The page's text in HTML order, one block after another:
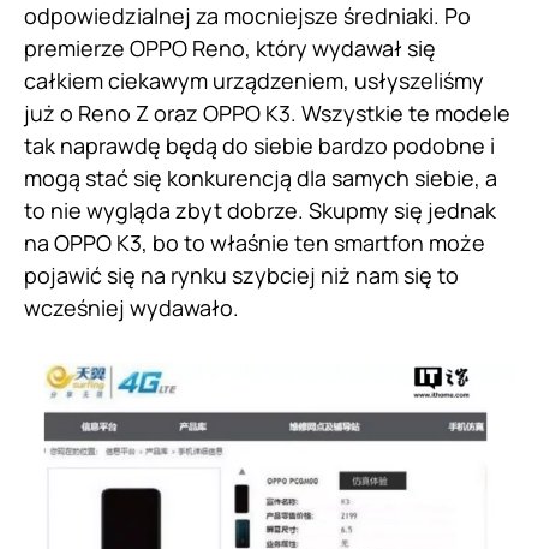
odpowiedzialnej za mocniejsze średniaki. Po
premierze OPPO Reno, który wydawał się
całkiem ciekawym urządzeniem, usłyszeliśmy
już o Reno Z oraz OPPO K3. Wszystkie te modele
tak naprawdę będą do siebie bardzo podobne i
mogą stać się konkurencją dla samych siebie, a
to nie wygląda zbyt dobrze. Skupmy się jednak
na OPPO K3, bo to właśnie ten smartfon może
pojawić się na rynku szybciej niż nam się to
wcześniej wydawało.